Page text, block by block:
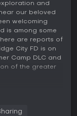
and
our beloved
welcoming
is among some
are reports of
City FD is on
Camp DLC and
of the greater